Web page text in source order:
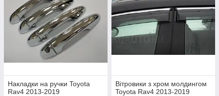
Накладки на ручки Toyota
Rav4 2013-2019
Вітровики з хром молдингом
Toyota Rav4 2013-2019